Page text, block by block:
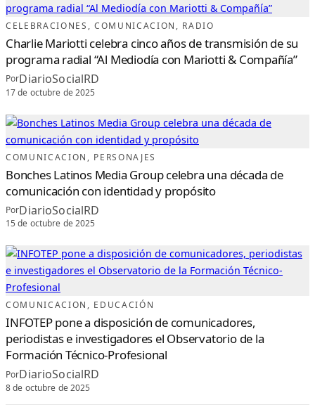
R
E
C
O
M
O
M
L
E
M
E
L
E
R
I
O
D
I
M
T
E
L
I
S
V
D
O
M
I
N
I
A
O
CELEBRACIONES , COMUNICACION , RADIO
Charlie Mariotti celebra cinco años de transmisión de su
programa radial “Al Mediodía con Mariotti & Compañía”
PorDiarioSocialRD
17 de octubre de 2025
COMUNICACION , PERSONAJES
Bonches Latinos Media Group celebra una década de
comunicación con identidad y propósito
PorDiarioSocialRD
15 de octubre de 2025
COMUNICACION , EDUCACIÓN
INFOTEP pone a disposición de comunicadores,
periodistas e investigadores el Observatorio de la
Formación Técnico-Profesional
PorDiarioSocialRD
8 de octubre de 2025